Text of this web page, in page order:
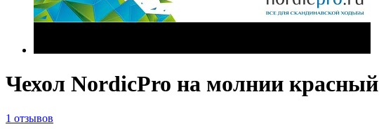
Чехол NordicPro на молнии красный
1 отзывов